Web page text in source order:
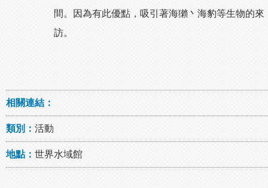
間。因為有此優點，吸引著海獺丶海豹等生物的來
訪。
相關連結：
類別： 活動
地點： 世界水域館